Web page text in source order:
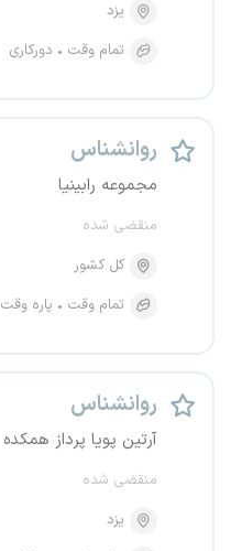
یزد
تمام وقت
دورکاری
روانشناس
مجموعه رابینیا
منقضی شده
کل کشور
تمام وقت
پاره وقت
روانشناس
آرتین پویا پرداز همکده
منقضی شده
یزد